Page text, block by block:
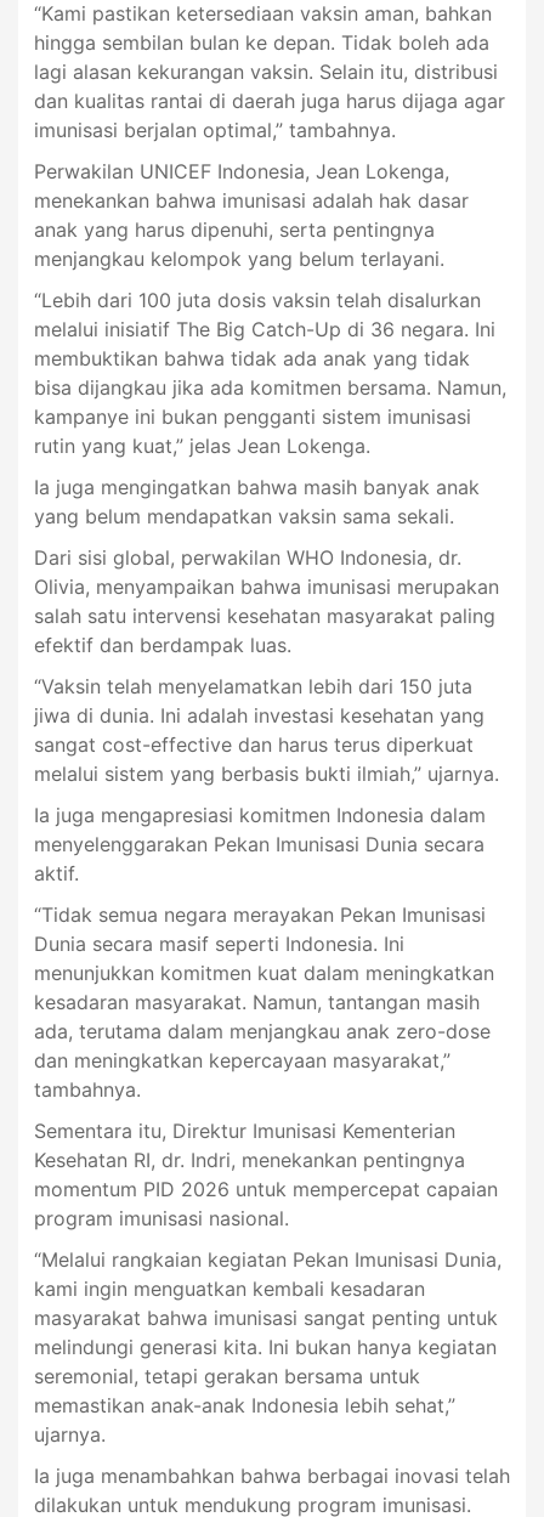
“Kami pastikan ketersediaan vaksin aman, bahkan
hingga sembilan bulan ke depan. Tidak boleh ada
lagi alasan kekurangan vaksin. Selain itu, distribusi
dan kualitas rantai di daerah juga harus dijaga agar
imunisasi berjalan optimal,” tambahnya.
Perwakilan UNICEF Indonesia, Jean Lokenga,
menekankan bahwa imunisasi adalah hak dasar
anak yang harus dipenuhi, serta pentingnya
menjangkau kelompok yang belum terlayani.
“Lebih dari 100 juta dosis vaksin telah disalurkan
melalui inisiatif The Big Catch-Up di 36 negara. Ini
membuktikan bahwa tidak ada anak yang tidak
bisa dijangkau jika ada komitmen bersama. Namun,
kampanye ini bukan pengganti sistem imunisasi
rutin yang kuat,” jelas Jean Lokenga.
Ia juga mengingatkan bahwa masih banyak anak
yang belum mendapatkan vaksin sama sekali.
Dari sisi global, perwakilan WHO Indonesia, dr.
Olivia, menyampaikan bahwa imunisasi merupakan
salah satu intervensi kesehatan masyarakat paling
efektif dan berdampak luas.
“Vaksin telah menyelamatkan lebih dari 150 juta
jiwa di dunia. Ini adalah investasi kesehatan yang
sangat cost-effective dan harus terus diperkuat
melalui sistem yang berbasis bukti ilmiah,” ujarnya.
Ia juga mengapresiasi komitmen Indonesia dalam
menyelenggarakan Pekan Imunisasi Dunia secara
aktif.
“Tidak semua negara merayakan Pekan Imunisasi
Dunia secara masif seperti Indonesia. Ini
menunjukkan komitmen kuat dalam meningkatkan
kesadaran masyarakat. Namun, tantangan masih
ada, terutama dalam menjangkau anak zero-dose
dan meningkatkan kepercayaan masyarakat,”
tambahnya.
Sementara itu, Direktur Imunisasi Kementerian
Kesehatan RI, dr. Indri, menekankan pentingnya
momentum PID 2026 untuk mempercepat capaian
program imunisasi nasional.
“Melalui rangkaian kegiatan Pekan Imunisasi Dunia,
kami ingin menguatkan kembali kesadaran
masyarakat bahwa imunisasi sangat penting untuk
melindungi generasi kita. Ini bukan hanya kegiatan
seremonial, tetapi gerakan bersama untuk
memastikan anak-anak Indonesia lebih sehat,”
ujarnya.
Ia juga menambahkan bahwa berbagai inovasi telah
dilakukan untuk mendukung program imunisasi.